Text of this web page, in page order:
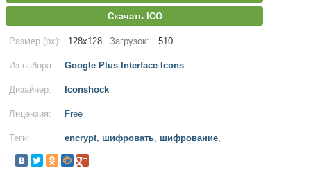
Скачать ICO
Размер (px): 128x128 Загрузок: 510
Из набора: Google Plus Interface Icons
Дизайнер: Iconshock
Лицензия: Free
Теги: encrypt, шифровать, шифрование,